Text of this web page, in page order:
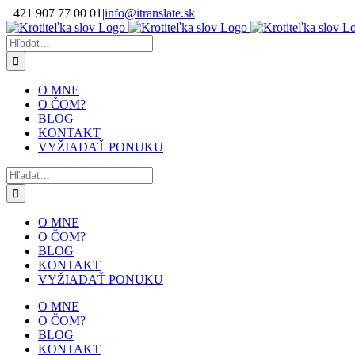
Skip
to
content
+421 907 77 00 01 |info@itranslate.sk
Facebook
LinkedIn
Hľadať:
O MNE
O ČOM?
BLOG
KONTAKT
VYŽIADAŤ PONUKU
Hľadať:
O MNE
O ČOM?
BLOG
KONTAKT
VYŽIADAŤ PONUKU
O MNE
O ČOM?
BLOG
KONTAKT